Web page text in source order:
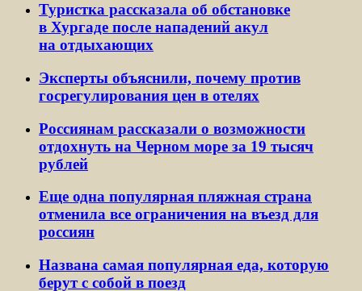
Туристка рассказала об обстановке
в Хургаде после нападений акул
на отдыхающих
Эксперты объяснили, почему против
госрегулирования цен в отелях
Россиянам рассказали о возможности
отдохнуть на Черном море за 19 тысяч
рублей
Еще одна популярная пляжная страна
отменила все ограничения на въезд для
россиян
Названа самая популярная еда, которую
берут с собой в поезд